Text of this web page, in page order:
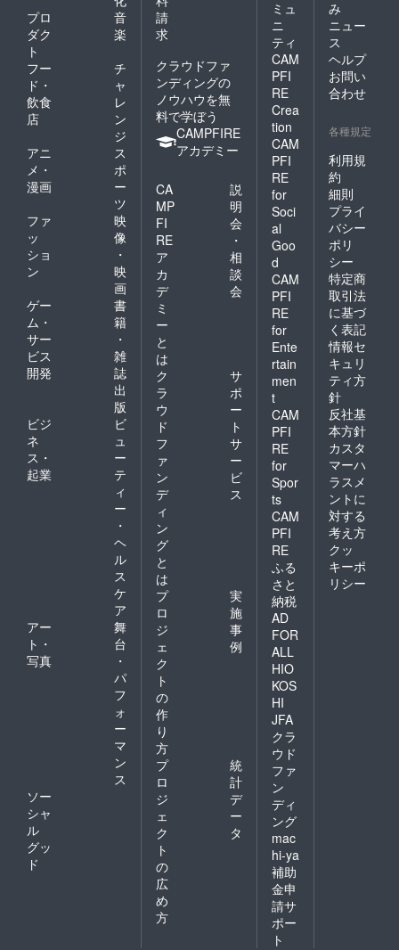
プロ
ダク
ト
音
楽
フー
ド・
飲食
店
チ
ャ
レ
ン
ジ
アニ
メ・
漫画
ス
ポ
ー
ツ
ファ
ッ
ショ
ン
映
像
・
映
画
ゲー
ム・
サー
ビス
開発
書
籍
・
雑
誌
出
版
ビジ
ネ
ス・
起業
ビ
ュ
ー
テ
ィ
ー
・
ヘ
ル
ス
ケ
ア
アー
ト・
写真
舞
台
・
パ
フ
ォ
ー
マ
ン
ス
ソー
シャ
ル
グッ
ド
請
求
クラウドファ
ンディングの
ノウハウを無
料で学ぼう
CAMPFIRE
アカデミー
CA
MP
FI
RE
ア
カ
デ
ミ
ー
と
は
説
明
会
・
相
談
会
ク
ラ
ウ
ド
フ
ァ
ン
デ
ィ
ン
グ
と
は
サ
ポ
ー
ト
サ
ー
ビ
ス
プ
ロ
ジ
ェ
ク
ト
の
作
り
方
実
施
事
例
プ
ロ
ジ
ェ
ク
ト
の
広
め
方
統
計
デ
ー
タ
ミュ
ニ
ティ
CAM
PFI
RE
Crea
tion
CAM
PFI
RE
for
Soci
al
Goo
d
CAM
PFI
RE
for
Ente
rtain
men
t
CAM
PFI
RE
for
Spor
ts
CAM
PFI
RE
ふる
さと
納税
AD
FOR
ALL
HIO
KOS
HI
JFA
クラ
ウド
ファ
ン
ディ
ング
mac
hi-ya
補助
金申
請サ
ポー
ト
み
ニュー
ス
ヘルプ
お問い
合わせ
各種規定
利用規
約
細則
プライ
バシー
ポリ
シー
特定商
取引法
に基づ
く表記
情報セ
キュリ
ティ方
針
反社基
本方針
カスタ
マーハ
ラスメ
ントに
対する
考え方
クッ
キーポ
リシー